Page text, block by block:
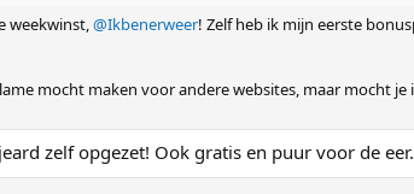
weekwinst,@Ikbenerweer! Zelf heb ik mijn eerste
mocht maken voor andere websites, maar mocht
zelf opgezet! Ook gratis en puur voor de eer.